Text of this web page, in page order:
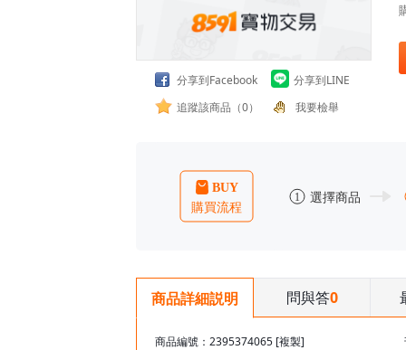
分享到Facebook
分享到LINE
追蹤該商品（0）
我要檢舉
商品詳細説明 問與答0
商品編號：2395374065 [複製]